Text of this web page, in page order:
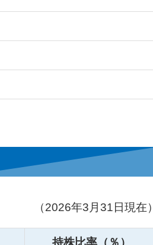
（2026年3月31日現在）